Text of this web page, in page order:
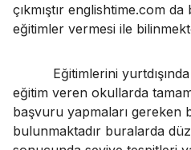
çıkmıştır englishtime.com
eğitimler vermesi ile
Eğitimlerini yurtdışında
eğitim veren okullarda
başvuru yapmaları gereken
bulunmaktadır buralarda